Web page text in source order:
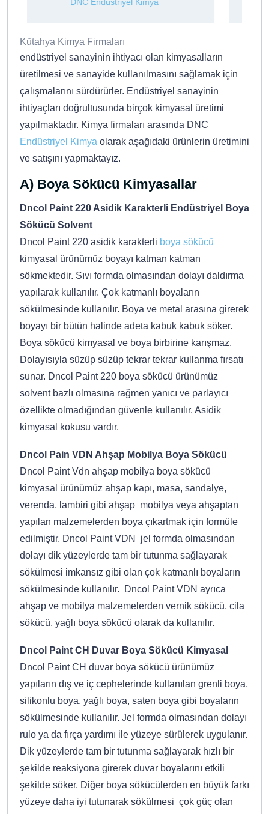
Kütahya Kimya Firmaları
endüstriyel sanayinin ihtiyacı olan kimyasalların
üretilmesi ve sanayide kullanılmasını sağlamak için
çalışmalarını sürdürürler. Endüstriyel sanayinin
ihtiyaçları doğrultusunda birçok kimyasal üretimi
yapılmaktadır. Kimya firmaları arasında DNC
Endüstriyel Kimya olarak aşağıdaki ürünlerin üretimini
ve satışını yapmaktayız.
A) Boya Sökücü Kimyasallar
Dncol Paint 220 Asidik Karakterli Endüstriyel Boya
Sökücü Solvent
Dncol Paint 220 asidik karakterli boya sökücü
kimyasal ürünümüz boyayı katman katman
sökmektedir. Sıvı formda olmasından dolayı daldırma
yapılarak kullanılır. Çok katmanlı boyaların
sökülmesinde kullanılır. Boya ve metal arasına girerek
boyayı bir bütün halinde adeta kabuk kabuk söker.
Boya sökücü kimyasal ve boya birbirine karışmaz.
Dolayısıyla süzüp süzüp tekrar tekrar kullanma fırsatı
sunar. Dncol Paint 220 boya sökücü ürünümüz
solvent bazlı olmasına rağmen yanıcı ve parlayıcı
özellikte olmadığından güvenle kullanılır. Asidik
kimyasal kokusu vardır.
Dncol Pain VDN Ahşap Mobilya Boya Sökücü
Dncol Paint Vdn ahşap mobilya boya sökücü
kimyasal ürünümüz ahşap kapı, masa, sandalye,
verenda, lambiri gibi ahşap mobilya veya ahşaptan
yapılan malzemelerden boya çıkartmak için formüle
edilmiştir. Dncol Paint VDN jel formda olmasından
dolayı dik yüzeylerde tam bir tutunma sağlayarak
sökülmesi imkansız gibi olan çok katmanlı boyaların
sökülmesinde kullanılır. Dncol Paint VDN ayrıca
ahşap ve mobilya malzemelerden vernik sökücü, cila
sökücü, yağlı boya sökücü olarak da kullanılır.
Dncol Paint CH Duvar Boya Sökücü Kimyasal
Dncol Paint CH duvar boya sökücü ürünümüz
yapıların dış ve iç cephelerinde kullanılan grenli boya,
silikonlu boya, yağlı boya, saten boya gibi boyaların
sökülmesinde kullanılır. Jel formda olmasından dolayı
rulo ya da fırça yardımı ile yüzeye sürülerek uygulanır.
Dik yüzeylerde tam bir tutunma sağlayarak hızlı bir
şekilde reaksiyona girerek duvar boyalarını etkili
şekilde söker. Diğer boya sökücülerden en büyük farkı
yüzeye daha iyi tutunarak sökülmesi çok güç olan